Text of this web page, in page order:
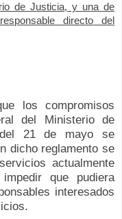
de Justicia, y una de
directo del
los compromisos
del Ministerio de
21 de mayo se
dicho reglamento se
actualmente
que pudiera
interesados